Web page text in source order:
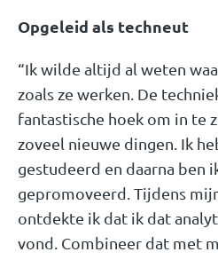
Opgeleid als techneut
“Ik wilde altijd al weten
zoals ze werken. De
fantastische hoek om in te
zoveel nieuwe dingen. Ik
gestudeerd en daarna ben
gepromoveerd. Tijdens
ontdekte ik dat ik dat
vond. Combineer dat met